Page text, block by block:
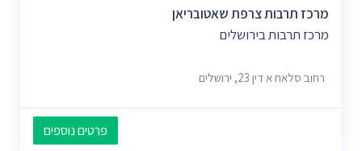
מרכז תרבות צרפת שאטובריאן
מרכז תרבות בירושלים
רחוב סלאח א דין 23, ירושלים
פרטים נוספים